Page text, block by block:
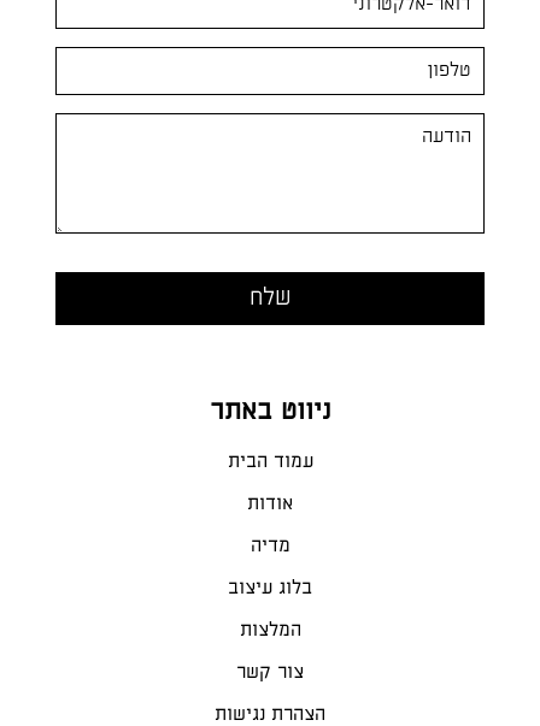
ניווט באתר
עמוד הבית
אודות
מדיה
בלוג עיצוב
המלצות
צור קשר
הצהרת נגישות